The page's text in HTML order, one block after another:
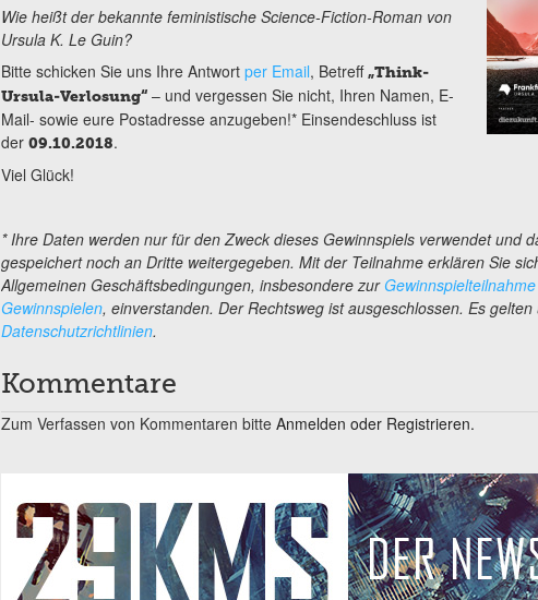
Wie heißt der bekannte feministische Science-Fiction-Roman von
Ursula K. Le Guin?
Bitte schicken Sie uns Ihre Antwort per Email, Betreff„Think-
Ursula-Verlosung“– und vergessen Sie nicht, Ihren Namen, E-
Mail- sowie eure Postadresse anzugeben!* Einsendeschluss ist
der 09.10.2018.
Viel Glück!
* Ihre Daten werden nur für den Zweck dieses Gewinnspiels verwendet und
gespeichert noch an Dritte weitergegeben. Mit der Teilnahme erklären Sie
Allgemeinen Geschäftsbedingungen, insbesondere zurGewinnspielteilnahme
Gewinnspielen, einverstanden. Der Rechtsweg ist ausgeschlossen. Es gelten
Datenschutzrichtlinien.
Kommentare
Zum Verfassen von Kommentaren bitte Anmelden oder Registrieren.